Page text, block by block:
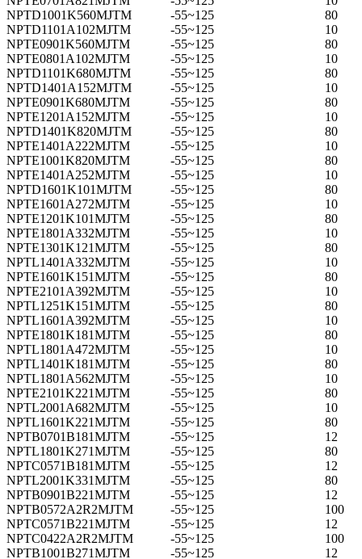
NPTD1001K560MJTM
-55~125
80
NPTD1101A102MJTM
-55~125
10
NPTE0901K560MJTM
-55~125
80
NPTE0801A102MJTM
-55~125
10
NPTD1101K680MJTM
-55~125
80
NPTD1401A152MJTM
-55~125
10
NPTE0901K680MJTM
-55~125
80
NPTE1201A152MJTM
-55~125
10
NPTD1401K820MJTM
-55~125
80
NPTE1401A222MJTM
-55~125
10
NPTE1001K820MJTM
-55~125
80
NPTE1401A252MJTM
-55~125
10
NPTD1601K101MJTM
-55~125
80
NPTE1601A272MJTM
-55~125
10
NPTE1201K101MJTM
-55~125
80
NPTE1801A332MJTM
-55~125
10
NPTE1301K121MJTM
-55~125
80
NPTL1401A332MJTM
-55~125
10
NPTE1601K151MJTM
-55~125
80
NPTE2101A392MJTM
-55~125
10
NPTL1251K151MJTM
-55~125
80
NPTL1601A392MJTM
-55~125
10
NPTE1801K181MJTM
-55~125
80
NPTL1801A472MJTM
-55~125
10
NPTL1401K181MJTM
-55~125
80
NPTL1801A562MJTM
-55~125
10
NPTE2101K221MJTM
-55~125
80
NPTL2001A682MJTM
-55~125
10
NPTL1601K221MJTM
-55~125
80
NPTB0701B181MJTM
-55~125
12
NPTL1801K271MJTM
-55~125
80
NPTC0571B181MJTM
-55~125
12
NPTL2001K331MJTM
-55~125
80
NPTB0901B221MJTM
-55~125
12
NPTB0572A2R2MJTM
-55~125
100
NPTC0571B221MJTM
-55~125
12
NPTC0422A2R2MJTM
-55~125
100
NPTB1001B271MJTM
-55~125
12